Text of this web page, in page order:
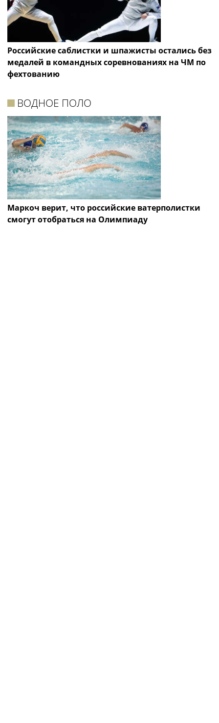
Российские саблистки и шпажисты остались без
медалей в командных соревнованиях на ЧМ по
фехтованию
ВОДНОЕ ПОЛО
Маркоч верит, что российские ватерполистки
смогут отобраться на Олимпиаду